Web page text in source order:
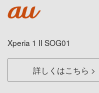
Xperia 1 II SOG01
詳しくはこちら